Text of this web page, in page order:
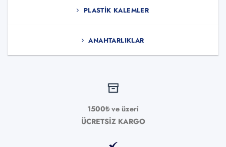
PLASTIK KALEMLER
ANAHTARLIKLAR
1500₺ ve üzeri
ÜCRETSİZ KARGO